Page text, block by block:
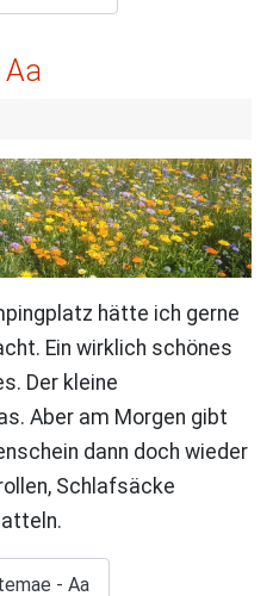
hätte ich gerne
Ein wirklich schönes
Der kleine
Aber am Morgen gibt
dann doch wieder
Schlafsäcke
- Aa